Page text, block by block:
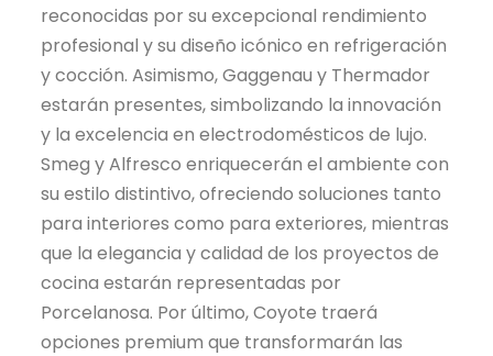
reconocidas por su excepcional rendimiento
profesional y su diseño icónico en refrigeración
y cocción. Asimismo, Gaggenau y Thermador
estarán presentes, simbolizando la innovación
y la excelencia en electrodomésticos de lujo.
Smeg y Alfresco enriquecerán el ambiente con
su estilo distintivo, ofreciendo soluciones tanto
para interiores como para exteriores, mientras
que la elegancia y calidad de los proyectos de
cocina estarán representadas por
Porcelanosa. Por último, Coyote traerá
opciones premium que transformarán las